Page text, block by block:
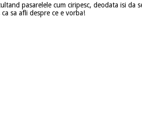
pasarelele cum ciripesc, deodata isi
sa afli despre ce e vorba!